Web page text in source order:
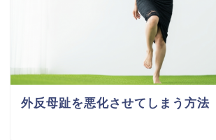
外反母趾を悪化させてしまう方法